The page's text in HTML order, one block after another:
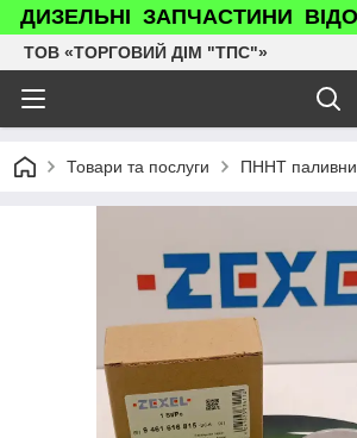
ДИЗЕЛЬНІ ЗАПЧАСТИНИ
ТОВ «ТОРГОВИЙ ДІМ "ТПС"»
Товари та послуги ПННТ